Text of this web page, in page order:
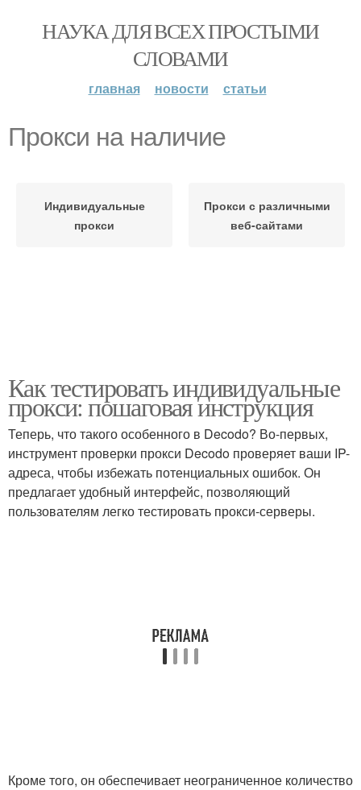
НАУКА ДЛЯ ВСЕХ ПРОСТЫМИ
СЛОВАМИ
главная новости статьи
Прокси на наличие
Индивидуальные
прокси
Прокси с различными
веб-сайтами
Как тестировать индивидуальные
прокси: пошаговая инструкция
Теперь, что такого особенного в Decodo? Во-первых,
инструмент проверки прокси Decodo проверяет ваши IP-
адреса, чтобы избежать потенциальных ошибок. Он
предлагает удобный интерфейс, позволяющий
пользователям легко тестировать прокси-серверы.
Кроме того, он обеспечивает неограниченное количество